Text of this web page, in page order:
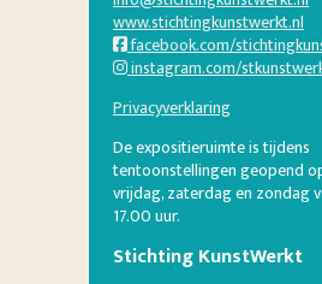
www.stichtingkunstwerkt.nl
facebook.com/
instagram.com/
Privacyverklaring
De expositieruimte is tijdens
tentoonstellingen geopend
vrijdag, zaterdag en zondag
17.00 uur.
Stichting KunstWerkt